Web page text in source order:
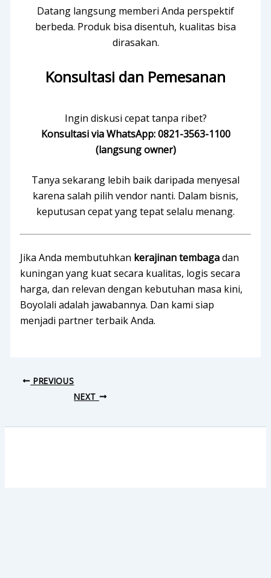
Datang langsung memberi Anda perspektif
berbeda. Produk bisa disentuh, kualitas bisa
dirasakan.
Konsultasi dan Pemesanan
Ingin diskusi cepat tanpa ribet?
Konsultasi via WhatsApp: 0821-3563-1100
(langsung owner)
Tanya sekarang lebih baik daripada menyesal
karena salah pilih vendor nanti. Dalam bisnis,
keputusan cepat yang tepat selalu menang.
Jika Anda membutuhkan kerajinan tembagadan
kuningan yang kuat secara kualitas, logis secara
harga, dan relevan dengan kebutuhan masa kini,
Boyolali adalah jawabannya. Dan kami siap
menjadi partner terbaik Anda.
PREVIOUS
NEXT